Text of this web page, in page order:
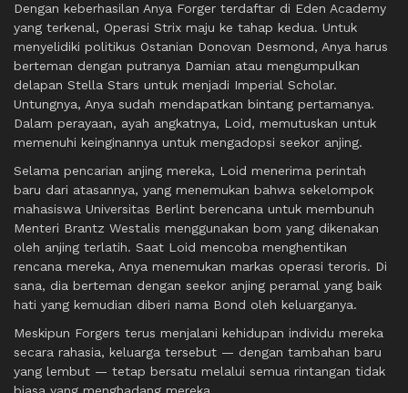
Dengan keberhasilan Anya Forger terdaftar di Eden Academy
yang terkenal, Operasi Strix maju ke tahap kedua. Untuk
menyelidiki politikus Ostanian Donovan Desmond, Anya harus
berteman dengan putranya Damian atau mengumpulkan
delapan Stella Stars untuk menjadi Imperial Scholar.
Untungnya, Anya sudah mendapatkan bintang pertamanya.
Dalam perayaan, ayah angkatnya, Loid, memutuskan untuk
memenuhi keinginannya untuk mengadopsi seekor anjing.
Selama pencarian anjing mereka, Loid menerima perintah
baru dari atasannya, yang menemukan bahwa sekelompok
mahasiswa Universitas Berlint berencana untuk membunuh
Menteri Brantz Westalis menggunakan bom yang dikenakan
oleh anjing terlatih. Saat Loid mencoba menghentikan
rencana mereka, Anya menemukan markas operasi teroris. Di
sana, dia berteman dengan seekor anjing peramal yang baik
hati yang kemudian diberi nama Bond oleh keluarganya.
Meskipun Forgers terus menjalani kehidupan individu mereka
secara rahasia, keluarga tersebut — dengan tambahan baru
yang lembut — tetap bersatu melalui semua rintangan tidak